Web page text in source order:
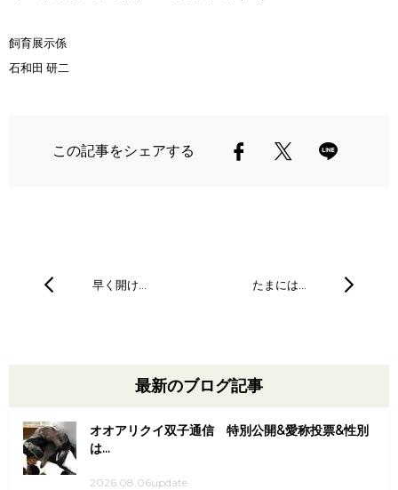
飼育展示係
石和田 研二
この記事をシェアする
早く開け… たまには…
最新のブログ記事
オオアリクイ双子通信 特別公開&愛称投票&性別
は...
2026.08.06update